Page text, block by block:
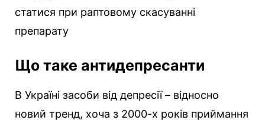
статися при раптовому скасуванні
препарату
Що таке антидепресанти
В Україні засоби від депресії – відносно
новий тренд, хоча з 2000-х років приймання